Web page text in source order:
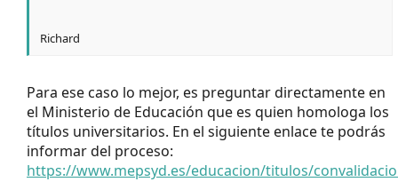
Richard
Para ese caso lo mejor, es preguntar directamente en
el Ministerio de Educación que es quien homologa los
títulos universitarios. En el siguiente enlace te podrás
informar del proceso:
https://www.mepsyd.es/educacion/titulos/